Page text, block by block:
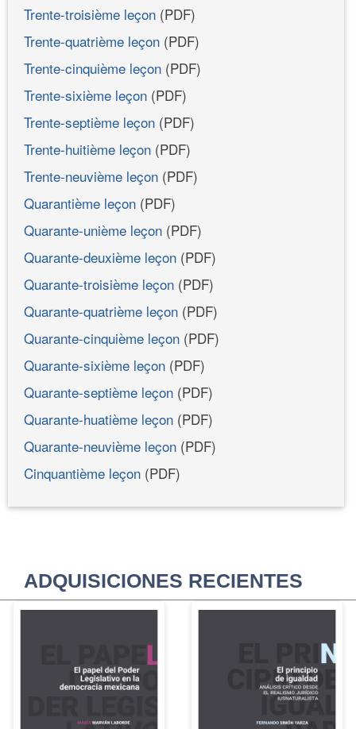
Trente-troisième leçon (PDF)
Trente-quatrième leçon (PDF)
Trente-cinquième leçon (PDF)
Trente-sixième leçon (PDF)
Trente-septième leçon (PDF)
Trente-huitième leçon (PDF)
Trente-neuvième leçon (PDF)
Quarantième leçon (PDF)
Quarante-unième leçon (PDF)
Quarante-deuxième leçon (PDF)
Quarante-troisième leçon (PDF)
Quarante-quatrième leçon (PDF)
Quarante-cinquième leçon (PDF)
Quarante-sixième leçon (PDF)
Quarante-septième leçon (PDF)
Quarante-huatième leçon (PDF)
Quarante-neuvième leçon (PDF)
Cinquantième leçon (PDF)
ADQUISICIONES RECIENTES